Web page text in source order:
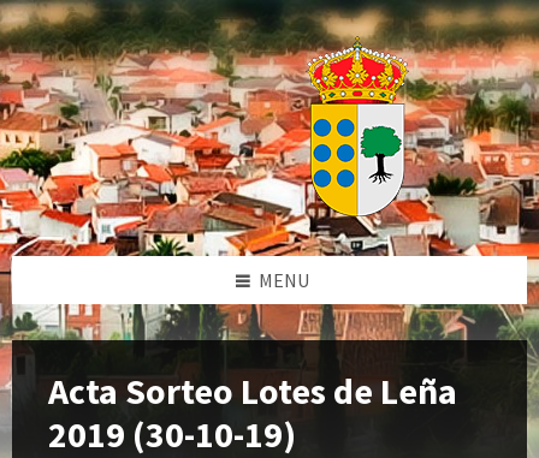
Skip
to
content
Skip
to
left
sidebar
Skip
to
right
sidebar
Skip
to
footer
MENU
Acta Sorteo Lotes de Leña
2019 (30-10-19)